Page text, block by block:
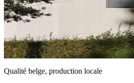
Qualité belge, production locale